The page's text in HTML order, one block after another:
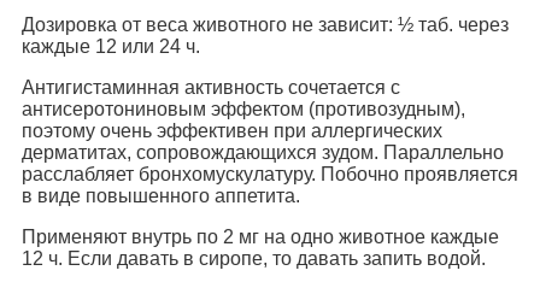
Дозировка от веса животного не зависит: ½ таб. через
каждые 12 или 24 ч.
Антигистаминная активность сочетается с
антисеротониновым эффектом (противозудным),
поэтому очень эффективен при аллергических
дерматитах, сопровождающихся зудом. Параллельно
расслабляет бронхомускулатуру. Побочно проявляется
в виде повышенного аппетита.
Применяют внутрь по 2 мг на одно животное каждые
12 ч. Если давать в сиропе, то давать запить водой.